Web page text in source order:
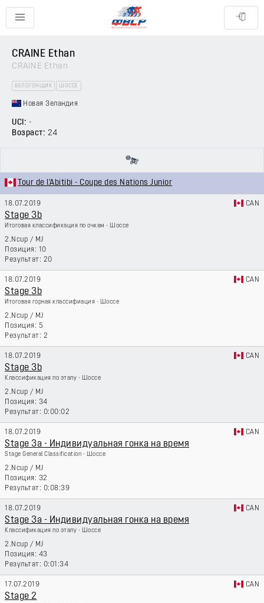
CRAINE Ethan
CRAINE Ethan
ВЕЛОГОНЩИК ШОССЕ
Новая Зеландия
UCI: -
Возраст: 24
Tour de l'Abitibi - Coupe des Nations Junior
18.07.2019 CAN
Stage 3b
Итоговая классификация по очкам - Шоссе
2.Ncup / MJ
10
20
18.07.2019 CAN
Stage 3b
Итоговая горная классифиация - Шоссе
2.Ncup / MJ
5
2
18.07.2019 CAN
Stage 3b
Классификация по этапу - Шоссе
2.Ncup / MJ
34
0:00:02
18.07.2019 CAN
Stage 3a - Индивидуальная гонка на время
Stage General Classification - Шоссе
2.Ncup / MJ
32
0:08:39
18.07.2019 CAN
Stage 3a - Индивидуальная гонка на время
Классификация по этапу - Шоссе
2.Ncup / MJ
43
0:01:34
17.07.2019 CAN
Stage 2